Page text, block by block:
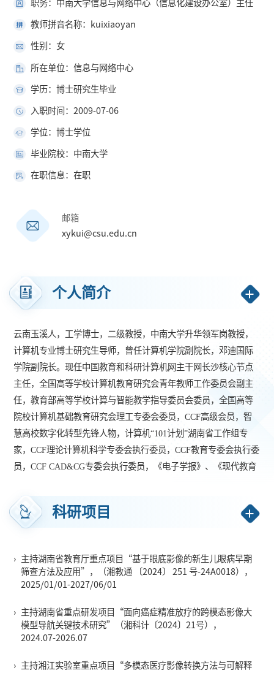
职务：中南大学信息与网络中心（信息化建设办公室）主任
教师拼音名称：kuixiaoyan
性别：女
所在单位：信息与网络中心
学历：博士研究生毕业
入职时间：2009-07-06
学位：博士学位
毕业院校：中南大学
在职信息：在职
邮箱
xykui@csu.edu.cn
个人简介
云南玉溪人，工学博士，二级教授， 中南大学升华领军岗教授，
计算机专业博士研究生导师，曾任计算机学院副院长，邓迪国际
学院副院长。现任中国教育和科研计算机网主干网长沙核心节点
主任，全国高等学校计算机教育研究会青年教师工作委员会副主
任，教育部高等学校计算与智能教学指导委员会委员，全国高等
院校计算机基础教育研究会理工专委会委员，CCF高级会员，智
慧高校数字化转型先锋人物，计算机“101计划”湖南省工作组专
家，CCF理论计算机科学专委会执行委员，CCF教育专委会执行委
员，CCF CAD&CG专委会执行委员，《电子学报》、《现代教育
育》编委，《软件学报》优秀审稿人，机器视觉与智慧医疗湖南
省工程技术研究中心主任，湖南省大学计算机教学指导委员会主
副理事长，中国高校计算机教育MOOC联盟（CMOOC）湖南省工
作委员会副主任，湖南省计算机学会机器视觉与医学影像专委会
省数字医学学会医学智能影像分会副主任委员，湖南制造强省建
设专家咨询委员会委员，湖南省电子信息职业教育教学指导委员
术委员会专家，中国中医药信息学会中医诊断信息分会常务理
科研项目
› 主持湖南省教育厅重点项目“基于眼底影像的新生儿眼病早期
筛查方法及应用”，（湘教通 〔2024〕 251 号-24A0018），
2025/01/01-2027/06/01
› 主持湖南省重点研发项目“面向癌症精准放疗的跨模态影像大
模型导航关键技术研究”（湘科计〔2024〕21号），
2024.07-2026.07
› 主持湘江实验室重点项目“多模态医疗影像转换方法与可解释